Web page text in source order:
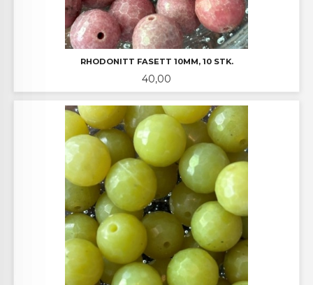
RHODONITT FASETT 10MM, 10 STK.
Pris
40,00